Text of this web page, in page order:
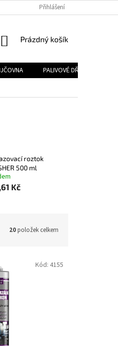
Přihlášení
NÁKUPNÍ
Prázdný košík
PALIVOVÉ DŘEVO
roztok
500 ml
Kč
20položek celkem
Kód: 4155